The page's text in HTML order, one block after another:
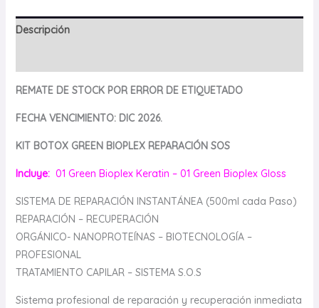
Descripción
REMATE DE STOCK POR ERROR DE ETIQUETADO
FECHA VENCIMIENTO: DIC 2026.
KIT BOTOX GREEN BIOPLEX REPARACIÓN SOS
Incluye:01 Green Bioplex Keratin – 01 Green Bioplex Gloss
SISTEMA DE REPARACIÓN INSTANTÁNEA (500ml cada Paso)
REPARACIÓN – RECUPERACIÓN
ORGÁNICO- NANOPROTEÍNAS – BIOTECNOLOGÍA –
PROFESIONAL
TRATAMIENTO CAPILAR – SISTEMA S.O.S
Sistema profesional de reparación y recuperación inmediata